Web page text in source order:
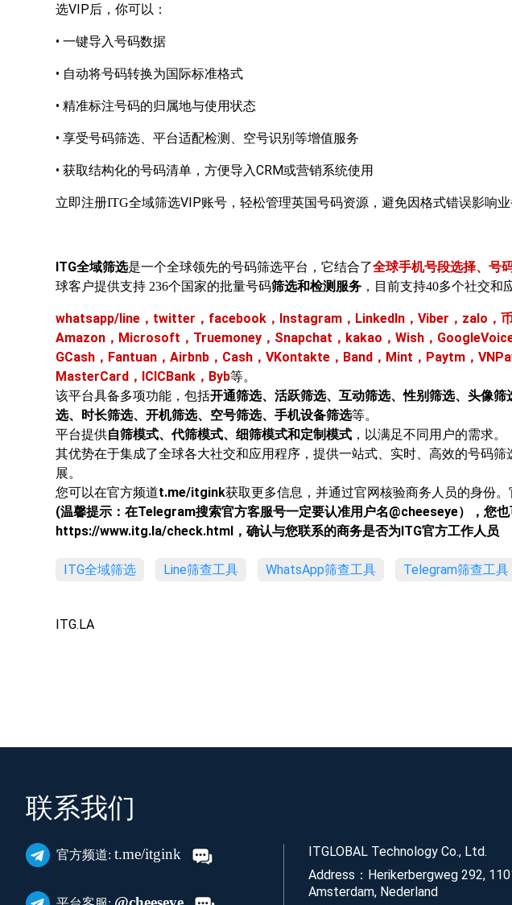
选VIP后，你可以：
• 一键导入号码数据
• 自动将号码转换为国际标准格式
• 精准标注号码的归属地与使用状态
• 享受号码筛选、平台适配检测、空号识别等增值服务
• 获取结构化的号码清单，方便导入CRM或营销系统使用
立即注册ITG全域筛选VIP账号，轻松管理英国号码资源，避免因格式错误影响业
ITG全域筛选是一个全球领先的号码筛选平台，它结合了全球手机号段选择、号
球客户提供支持 236个国家的批量号码筛选和检测服务 ，目前支持40多个社交和
whatsapp/line，twitter，facebook，Instagram，LinkedIn，Viber，zalo，币
Amazon，Microsoft，Truemoney，Snapchat，kakao，Wish，
GCash，Fantuan，Airbnb，Cash，VKontakte，Band，Mint，Paytm，
MasterCard，ICICBank，Byb等。
该平台具备多项功能，包括开通筛选、活跃筛选、互动筛选、性别筛选、头像
选、时长筛选、开机筛选、空号筛选、手机设备筛选等。
平台提供自筛模式、代筛模式、细筛模式和定制模式 ，以满足不同用户的需求。
其优势在于集成了全球各大社交和应用程序，提供一站式、实时、高效的号码
展。
您可以在官方频道t.me/itgink获取更多信息，并通过官网核验商务人员的身份。
(温馨提示：在Telegram搜索官方客服号一定要认准用户名@cheeseye），您
https://www.itg.la/check.html ，确认与您联系的商务是否为ITG官方工作人员
ITG全域筛选 Line筛查工具 WhatsApp筛查工具 Telegram筛查工具
ITG.LA
联系我们
官方频道: t.me/itgink
ITGLOBAL Technology Co., Ltd.
Address：Herikerbergweg 292,
Amsterdam, Nederland